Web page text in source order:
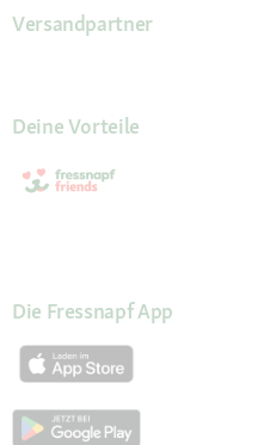
Versandpartner
Deine Vorteile
Die Fressnapf App